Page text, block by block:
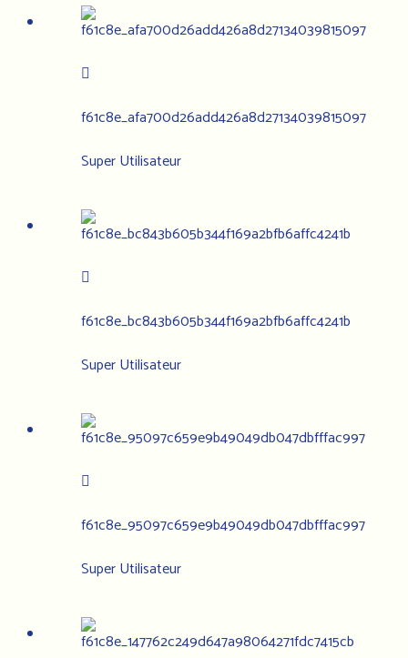
f61c8e_afa700d26add426a8d27134039815097
Super Utilisateur
f61c8e_bc843b605b344f169a2bfb6affc4241b
Super Utilisateur
f61c8e_95097c659e9b49049db047dbfffac997
Super Utilisateur